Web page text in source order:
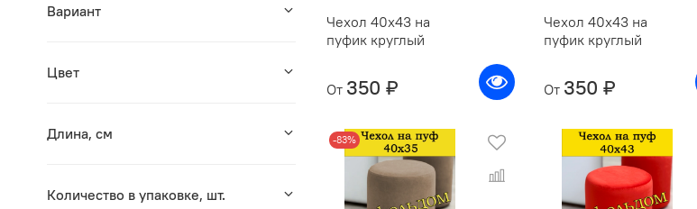
Чехол 40х43 на
пуфик круглый
От 350 ₽
Чехол 40х43 на
пуфик круглый
От 350 ₽
-83%
Вариант
Цвет
Длина, см
Количество в упаковке, шт.